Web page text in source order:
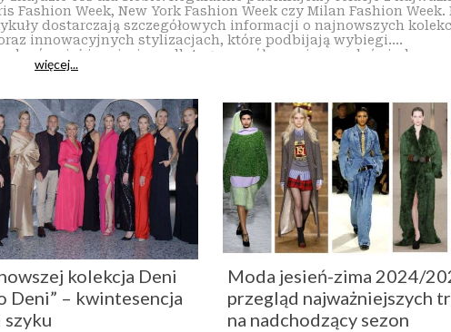
Fashion Week, New York Fashion Week czy Milan Fashion Week.
dostarczają szczegółowych informacji o najnowszych
innowacyjnych stylizacjach, które podbijają wybiegi.
również inspirujące, dlatego współpracujemy z
W naszych tekstach znajdziecie również komentarze
oblicze współczesnej mody.
więcej...
kolekcja Deni
Deni” – kwintesencja
szyku
Moda jesień-zima 2024/
przegląd najważniejszych
na nadchodzący sezon